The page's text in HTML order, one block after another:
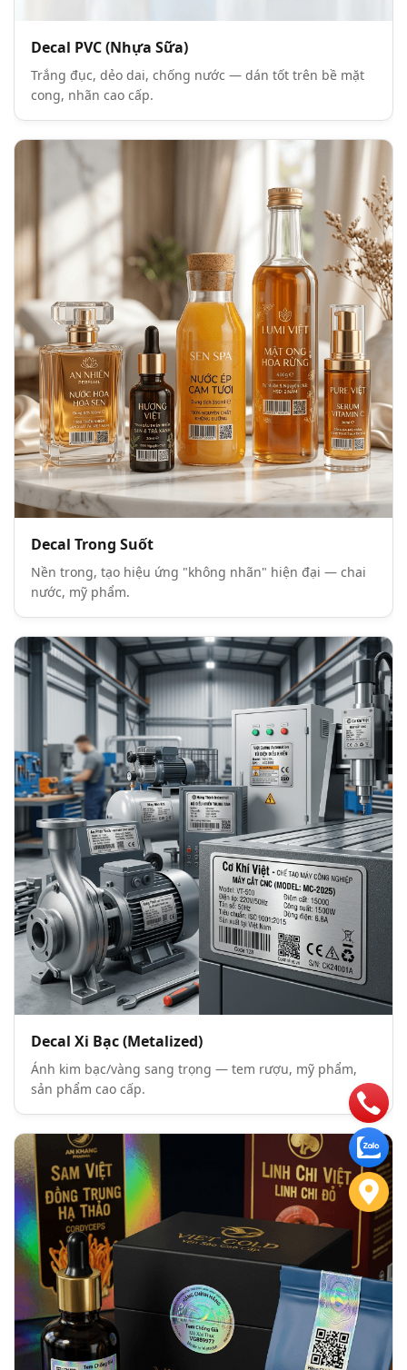
Decal PVC (Nhựa Sữa)
Trắng đục, dẻo dai, chống nước — dán tốt trên bề mặt
cong, nhãn cao cấp.
Decal Trong Suốt
Nền trong, tạo hiệu ứng "không nhãn" hiện đại — chai
nước, mỹ phẩm.
Decal Xi Bạc (Metalized)
Ánh kim bạc/vàng sang trọng — tem rượu, mỹ phẩm,
sản phẩm cao cấp.